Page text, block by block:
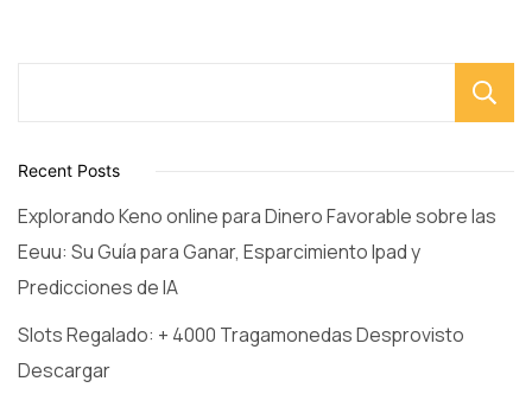
Recent Posts
Explorando Keno online para Dinero Favorable sobre las
Eeuu: Su Guía para Ganar, Esparcimiento Ipad y
Predicciones de IA
Slots Regalado: + 4000 Tragamonedas Desprovisto
Descargar